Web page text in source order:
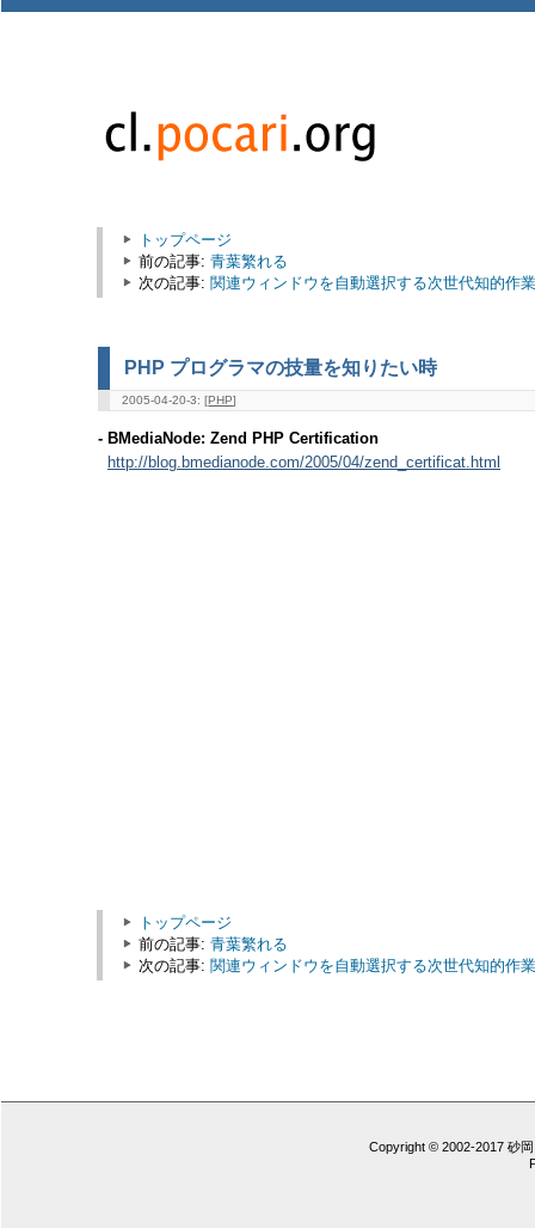
トップページ
前の記事: 青葉繁れる
次の記事: 関連ウィンドウを自動選択する次世代知的作
PHP プログラマの技量を知りたい時
2005-04-20-3: [PHP]
- BMediaNode: Zend PHP Certification
http://blog.bmedianode.com/2005/04/zend_certificat.html
トップページ
前の記事: 青葉繁れる
次の記事: 関連ウィンドウを自動選択する次世代知的作
Copyright © 2002-2017 砂